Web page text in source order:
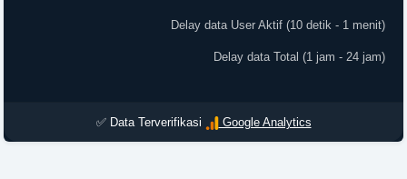
Updated 6:25:27 PM